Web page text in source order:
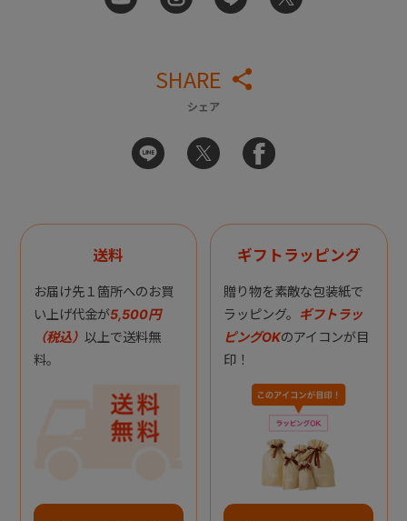
SHARE
シェア
送料
お届け先１箇所へのお買
い上げ代金が5,500円
（税込） 以上で送料無
料。
ギフトラッピング
贈り物を素敵な包装紙で
ラッピング。 ギフトラッ
ピングOKのアイコンが目
印！